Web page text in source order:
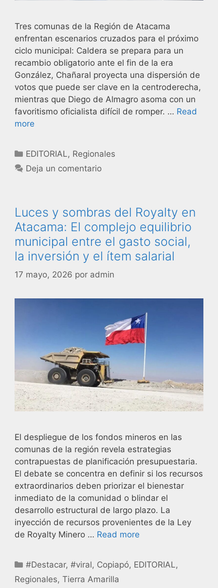
Tres comunas de la Región de Atacama
enfrentan escenarios cruzados para el próximo
ciclo municipal: Caldera se prepara para un
recambio obligatorio ante el fin de la era
González, Chañaral proyecta una dispersión de
votos que puede ser clave en la centroderecha,
mientras que Diego de Almagro asoma con un
favoritismo oficialista difícil de romper. … Read
more
EDITORIAL, Regionales
Deja un comentario
Luces y sombras del Royalty en
Atacama: El complejo equilibrio
municipal entre el gasto social,
la inversión y el ítem salarial
17 mayo, 2026 por admin
El despliegue de los fondos mineros en las
comunas de la región revela estrategias
contrapuestas de planificación presupuestaria.
El debate se concentra en definir si los recursos
extraordinarios deben priorizar el bienestar
inmediato de la comunidad o blindar el
desarrollo estructural de largo plazo. La
inyección de recursos provenientes de la Ley
de Royalty Minero … Read more
#Destacar,#viral, Copiapó, EDITORIAL,
Regionales, Tierra Amarilla